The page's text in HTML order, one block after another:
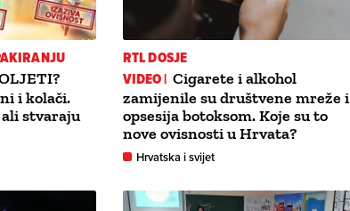
i kolači.
ali stvaraju
RTL DOSJE
VIDEO | Cigarete i alkohol
zamijenile su društvene mreže i
opsesija botoksom. Koje su to
nove ovisnosti u Hrvata?
Hrvatska i svijet